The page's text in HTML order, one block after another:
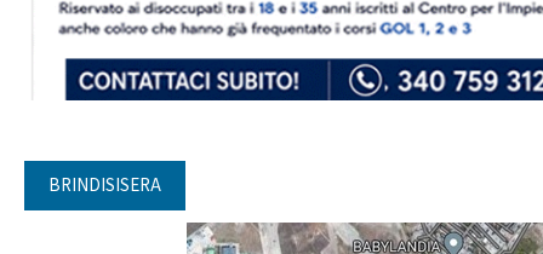
BRINDISISERA